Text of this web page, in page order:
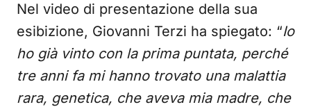
Nel video di presentazione della sua
esibizione, Giovanni Terzi ha spiegato: “Io
ho già vinto con la prima puntata, perché
tre anni fa mi hanno trovato una malattia
rara, genetica, che aveva mia madre, che